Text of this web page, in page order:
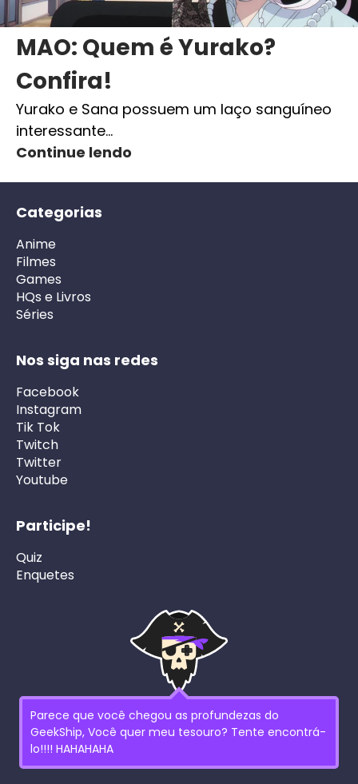
MAO: Quem é Yurako?
Confira!
Yurako e Sana possuem um laço sanguíneo
interessante…
Continue lendo
Categorias
Anime
Filmes
Games
HQs e Livros
Séries
Nos siga nas redes
Facebook
Instagram
Tik Tok
Twitch
Twitter
Youtube
Participe!
Quiz
Enquetes
Parece que você chegou as profundezas do
GeekShip, Você quer meu tesouro? Tente encontrá-
lo!!!! HAHAHAHA